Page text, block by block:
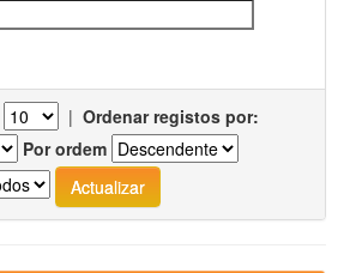
| Ordenar registos por:
Por ordem